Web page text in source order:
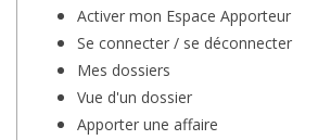
Activer mon Espace Apporteur
Se connecter / se déconnecter
Mes dossiers
Vue d'un dossier
Apporter une affaire